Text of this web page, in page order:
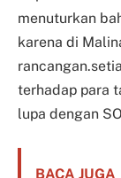
menuturkan
karena di
terhadap para
lupa dengan
BACA JUGA